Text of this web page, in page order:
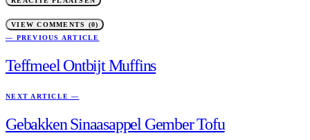
VIEW COMMENTS (0)
— PREVIOUS ARTICLE
Teffmeel Ontbijt Muffins
NEXT ARTICLE —
Gebakken Sinaasappel Gember Tofu